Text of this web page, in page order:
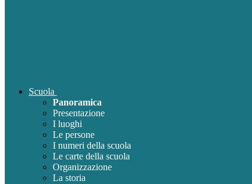
Scuola
Panoramica
Presentazione
I luoghi
Le persone
I numeri della scuola
Le carte della scuola
Organizzazione
La storia